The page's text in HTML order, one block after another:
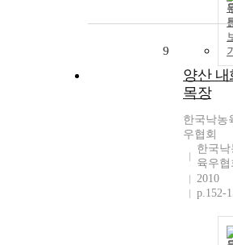
9
양산 내
목장
한국낙농
우협회
한국낙
육우협
2010
p.152-